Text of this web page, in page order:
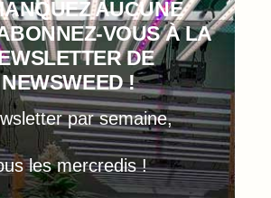
AUCUNE
VOUS À LA
DE
NEWSWEED !
par semaine,
les mercredis !